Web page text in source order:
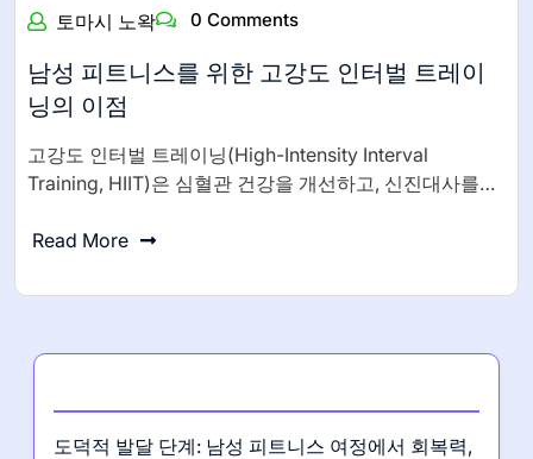
토마시 노왁 0 Comments
남성 피트니스를 위한 고강도 인터벌 트레이
닝의 이점
고강도 인터벌 트레이닝(High-Intensity Interval
Training, HIIT)은 심혈관 건강을 개선하고, 신진대사를…
Read More
도덕적 발달 단계: 남성 피트니스 여정에서 회복력,